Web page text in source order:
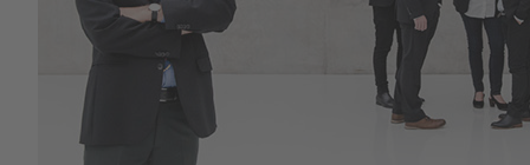
organisationalen und privaten Kontexten.
Leadership Advanced: Metanoia ist ein
anspruchsvolles Entwicklungsprogramm
für erfahrene Menschen in
verantwortungsvollen Rollen, die sich in